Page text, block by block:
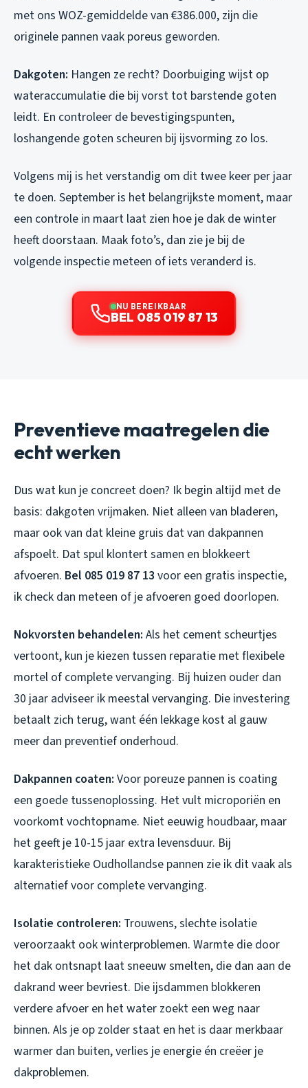
met ons WOZ-gemiddelde van €386.000, zijn die
originele pannen vaak poreus geworden.
Dakgoten: Hangen ze recht? Doorbuiging wijst op
wateraccumulatie die bij vorst tot barstende goten
leidt. En controleer de bevestigingspunten,
loshangende goten scheuren bij ijsvorming zo los.
Volgens mij is het verstandig om dit twee keer per jaar
te doen. September is het belangrijkste moment, maar
een controle in maart laat zien hoe je dak de winter
heeft doorstaan. Maak foto’s, dan zie je bij de
volgende inspectie meteen of iets veranderd is.
NU BEREIKBAAR
BEL 085 019 87 13
Preventieve maatregelen die
echt werken
Dus wat kun je concreet doen? Ik begin altijd met de
basis: dakgoten vrijmaken. Niet alleen van bladeren,
maar ook van dat kleine gruis dat van dakpannen
afspoelt. Dat spul klontert samen en blokkeert
afvoeren. Bel 085 019 87 13 voor een gratis inspectie,
ik check dan meteen of je afvoeren goed doorlopen.
Nokvorsten behandelen: Als het cement scheurtjes
vertoont, kun je kiezen tussen reparatie met flexibele
mortel of complete vervanging. Bij huizen ouder dan
30 jaar adviseer ik meestal vervanging. Die investering
betaalt zich terug, want één lekkage kost al gauw
meer dan preventief onderhoud.
Dakpannen coaten: Voor poreuze pannen is coating
een goede tussenoplossing. Het vult microporiën en
voorkomt vochtopname. Niet eeuwig houdbaar, maar
het geeft je 10-15 jaar extra levensduur. Bij
karakteristieke Oudhollandse pannen zie ik dit vaak als
alternatief voor complete vervanging.
Isolatie controleren: Trouwens, slechte isolatie
veroorzaakt ook winterproblemen. Warmte die door
het dak ontsnapt laat sneeuw smelten, die dan aan de
dakrand weer bevriest. Die ijsdammen blokkeren
verdere afvoer en het water zoekt een weg naar
binnen. Als je op zolder staat en het is daar merkbaar
warmer dan buiten, verlies je energie én creëer je
dakproblemen.